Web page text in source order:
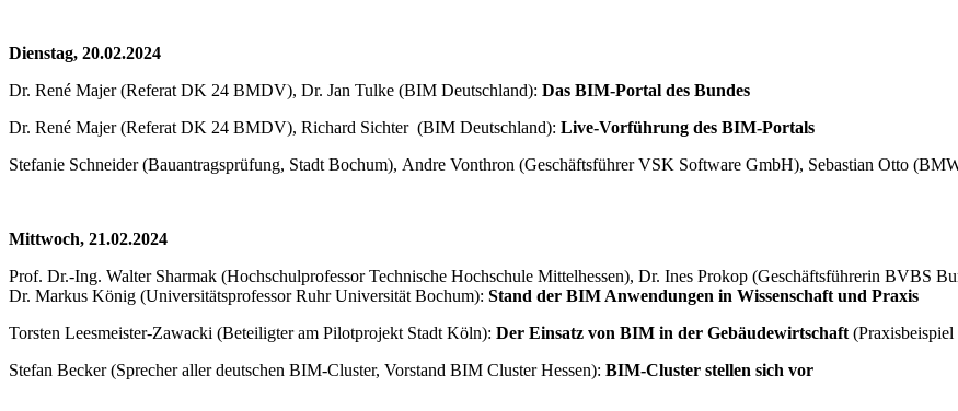
Dienstag, 20.02.2024
Dr. René Majer (Referat DK 24 BMDV), Dr. Jan Tulke (BIM Deutschland): Das BIM-Portal des Bundes
Dr. René Majer (Referat DK 24 BMDV), Richard Sichter (BIM Deutschland): Live-Vorführung des BIM-Portals
Stefanie Schneider (Bauantragsprüfung, Stadt Bochum), Andre Vonthron (Geschäftsführer VSK Software GmbH), Sebastian Otto
Mittwoch, 21.02.2024
Prof. Dr.-Ing. Walter Sharmak (Hochschulprofessor Technische Hochschule Mittelhessen), Dr. Ines Prokop (Geschäftsführerin BVBS
Dr. Markus König (Universitätsprofessor Ruhr Universität Bochum): Stand der BIM Anwendungen in Wissenschaft und Praxis
Torsten Leesmeister-Zawacki (Beteiligter am Pilotprojekt Stadt Köln): Der Einsatz von BIM in der Gebäudewirtschaft
Stefan Becker (Sprecher aller deutschen BIM-Cluster, Vorstand BIM Cluster Hessen): BIM-Cluster stellen sich vor